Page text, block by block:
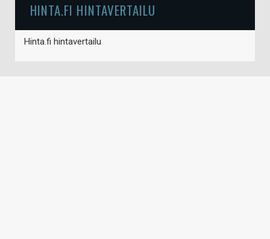
HINTA.FI HINTAVERTAILU
Hinta.fi hintavertailu